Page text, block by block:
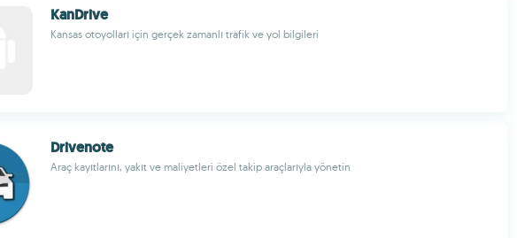
KanDrive
Kansas otoyolları için gerçek zamanlı trafik ve yol bilgileri
Drivenote
Araç kayıtlarını, yakıt ve maliyetleri özel takip araçlarıyla yönetin